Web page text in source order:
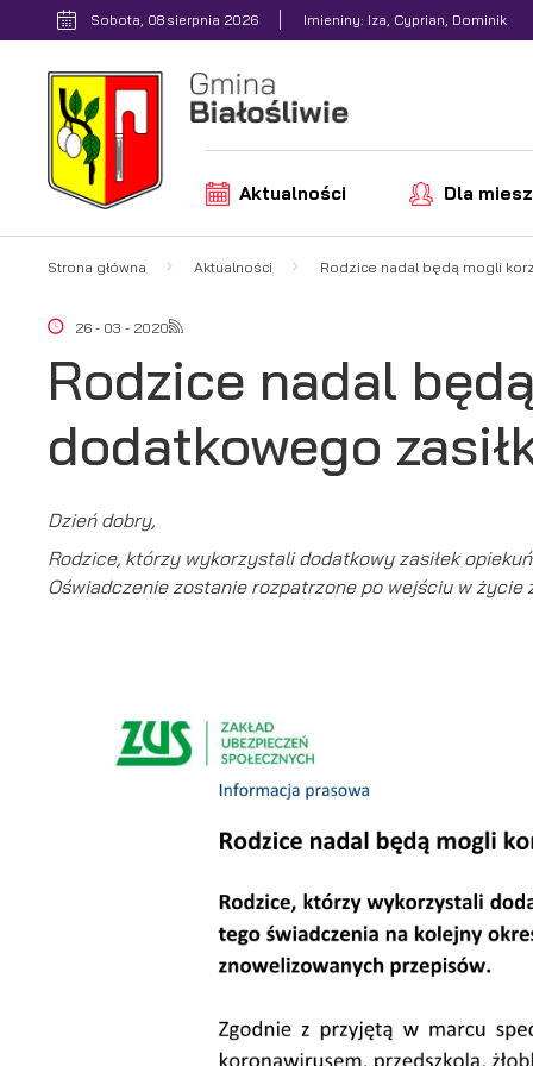
Przejdź do menu.
Przejdź do wyszukiwarki.
Przejdź do treści.
Przejdź do ustawień wielkości czcionki.
Włącz wersję kontrastową strony.
Sobota, 08 sierpnia 2026 Imieniny: Iza, Cyprian, Dominik
Aktualności Dla
Strona główna Aktualności Rodzice nadal będą mogli
26 - 03 - 2020
Rodzice nadal
dodatkowego
Dzień dobry,
Rodzice, którzy wykorzystali dodatkowy zasiłek
Oświadczenie zostanie rozpatrzone po wejściu w życie